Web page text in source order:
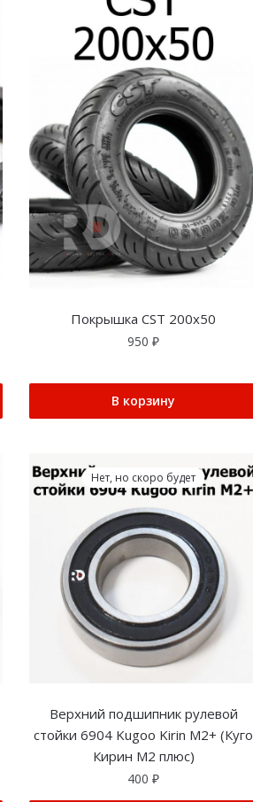
Покрышка CST 200х50
950₽
В корзину
Нет, но скоро будет
Верхний подшипник рулевой
стойки 6904 Kugoo Kirin M2+ (Куго
Кирин М2 плюс)
400₽